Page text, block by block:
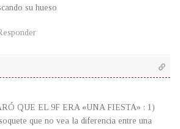
su hueso
QUE EL 9F ERA «UNA FIESTA» : 1)
que no vea la diferencia entre una